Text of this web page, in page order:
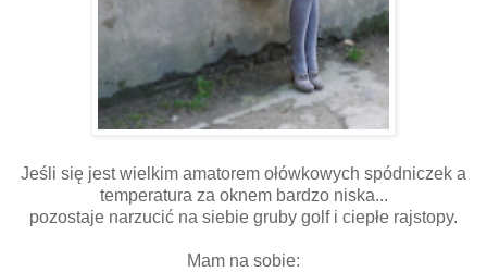
Jeśli się jest wielkim amatorem ołówkowych spódniczek a
temperatura za oknem bardzo niska...
pozostaje narzucić na siebie gruby golf i ciepłe rajstopy.
Mam na sobie: